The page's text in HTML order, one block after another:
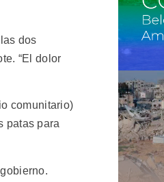
dos
“El dolor
comunitario)
patas para